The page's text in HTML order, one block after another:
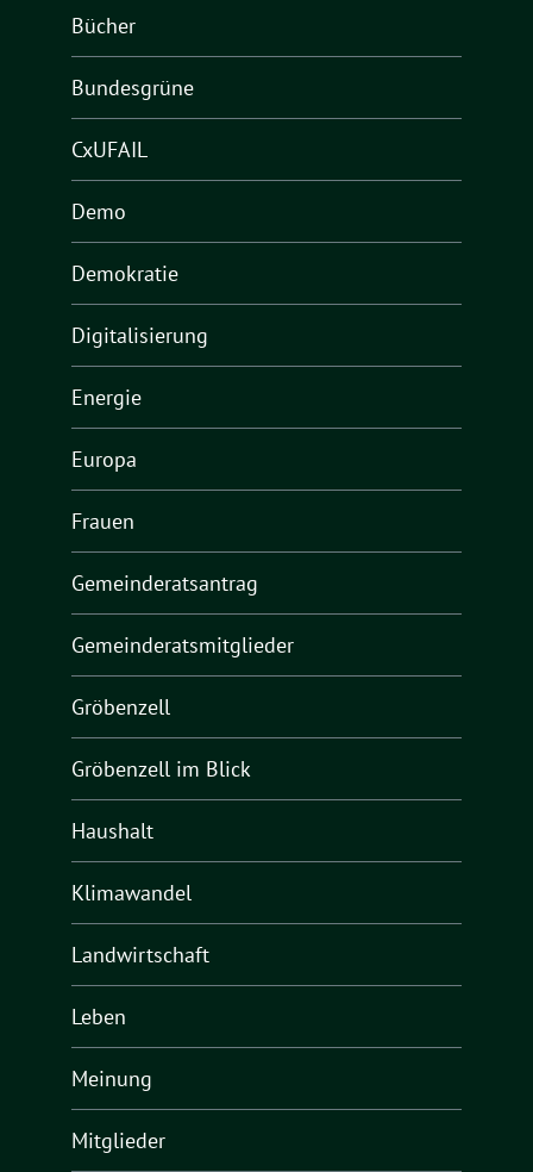
Bücher
Bundesgrüne
CxUFAIL
Demo
Demokratie
Digitalisierung
Energie
Europa
Frauen
Gemeinderatsantrag
Gemeinderatsmitglieder
Gröbenzell
Gröbenzell im Blick
Haushalt
Klimawandel
Landwirtschaft
Leben
Meinung
Mitglieder